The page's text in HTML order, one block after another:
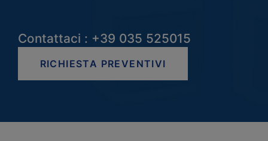
Contattaci : +39 035 525015
RICHIESTA PREVENTIVI